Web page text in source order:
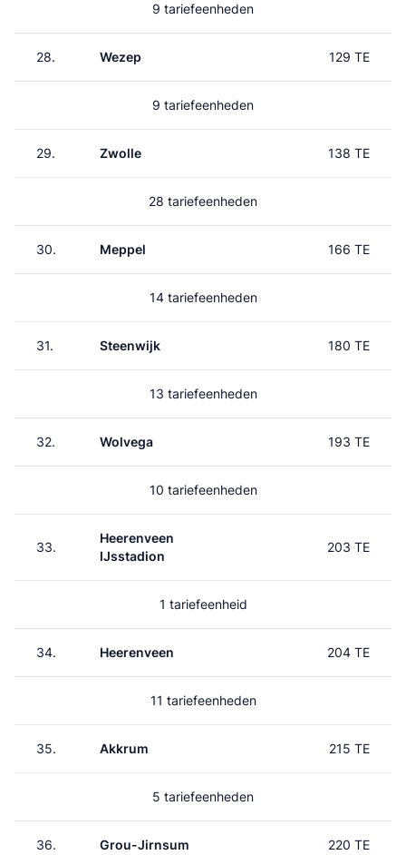
9 tariefeenheden
28. Wezep 129 TE
9 tariefeenheden
29. Zwolle 138 TE
28 tariefeenheden
30. Meppel 166 TE
14 tariefeenheden
31. Steenwijk 180 TE
13 tariefeenheden
32. Wolvega 193 TE
10 tariefeenheden
33.
Heerenveen
IJsstadion
203 TE
1 tariefeenheid
34. Heerenveen 204 TE
11 tariefeenheden
35. Akkrum 215 TE
5 tariefeenheden
36. Grou-Jirnsum 220 TE